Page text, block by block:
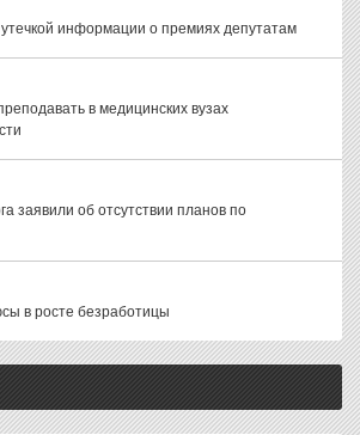
информации о премиях депутатам
в медицинских вузах
заявили об отсутствии планов по
в росте безработицы